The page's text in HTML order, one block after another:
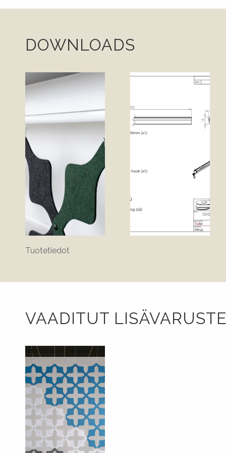
DOWNLOADS
Tuotetiedot
VAADITUT